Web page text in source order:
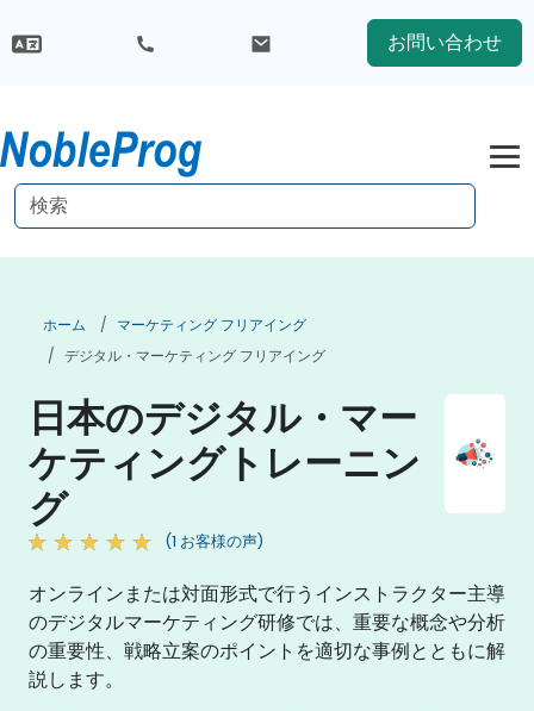
お問い合わせ
ホーム
マーケティング フリアイング
デジタル・マーケティング フリアイング
日本のデジタル・マー
ケティングトレーニン
グ
(1 お客様の声)
オンラインまたは対面形式で行うインストラクター主導
のデジタルマーケティング研修では、重要な概念や分析
の重要性、戦略立案のポイントを適切な事例とともに解
説します。